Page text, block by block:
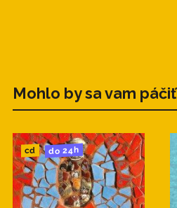
Mohlo by sa vam páčiť
cd do 24h